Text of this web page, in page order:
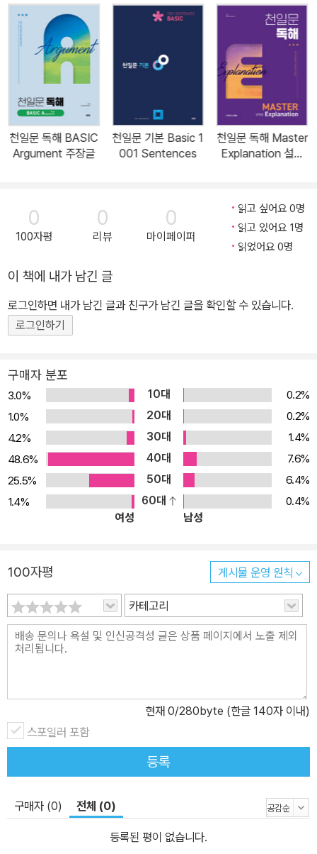
천일문 독해 BASIC
Argument 주장글
천일문 기본 Basic 1
001 Sentences
천일문 독해 Master
Explanation 설명
0
100자평
0
리뷰
0
마이페이퍼
읽고 싶어요 0명
읽고 있어요 1명
읽었어요 0명
이 책에 내가 남긴 글
로그인하면 내가 남긴 글과 친구가 남긴 글을 확인할 수 있습니다.
로그인하기
구매자 분포
3.0% 10대
0.2%
1.0%
20대
0.2%
4.2%
30대
1.4%
48.6%
40대
7.6%
25.5%
50대
6.4%
1.4%
60대
0.4%
여성
남성
100자평 게시물 운영 원칙
카테고리
현재 0/280byte (한글 140자 이내)
스포일러 포함
등록
구매자 (0) 전체 (0)
등록된 평이 없습니다.